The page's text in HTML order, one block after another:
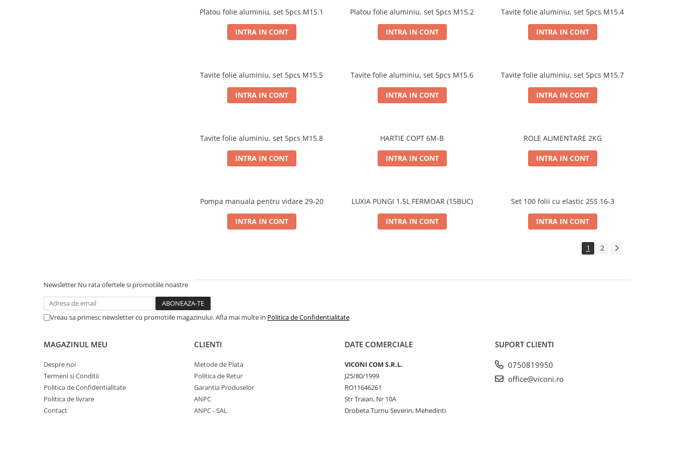
Platou folie aluminiu, set 5pcs M15.1
INTRA IN CONT
Platou folie aluminiu, set 5pcs M15.2
INTRA IN CONT
Tavite folie aluminiu, set 5pcs M15.4
INTRA IN CONT
Tavite folie aluminiu, set 5pcs M15.5
INTRA IN CONT
Tavite folie aluminiu, set 5pcs M15.6
INTRA IN CONT
Tavite folie aluminiu, set 5pcs M15.7
INTRA IN CONT
Tavite folie aluminiu, set 5pcs M15.8
INTRA IN CONT
HARTIE COPT 6M-B
INTRA IN CONT
ROLE ALIMENTARE 2KG
INTRA IN CONT
Pompa manuala pentru vidare 29-20
INTRA IN CONT
LUXIA PUNGI 1.5L FERMOAR (15BUC)
INTRA IN CONT
Set 100 folii cu elastic 25S 16-3
INTRA IN CONT
1 2
Newsletter Nu rata ofertele si promotiile noastre
Vreau sa primesc newsletter cu promotiile magazinului. Afla mai multe in Politica de Confidentialitate
MAGAZINUL MEU
Despre noi
Termeni si Conditii
Politica de Confidentialitate
Politica de livrare
Contact
CLIENTI
Metode de Plata
Politica de Retur
Garantia Produselor
ANPC
ANPC - SAL
DATE COMERCIALE
VICONI COM S.R.L.
J25/80/1999
RO11646261
Str Traian, Nr 10A
Drobeta Turnu Severin, Mehedinti
SUPORT CLIENTI
0750819950
office@viconi.ro